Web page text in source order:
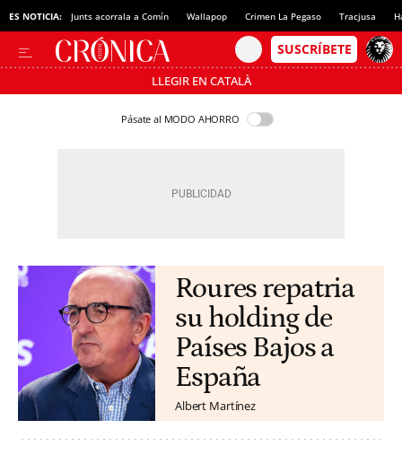
ES NOTICIA: Junts acorrala a Comín Wallapop Crimen La Pegaso Tracjusa
LLEGIR EN CATALÀ
Pásate al MODO AHORRO
Roures repatria
su holding de
Países Bajos a
España
Albert Martínez